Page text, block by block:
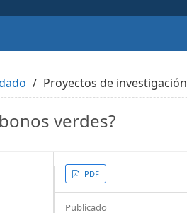
Proyectos de investigación
verdes?
Article
Sidebar
PDF
Publicado